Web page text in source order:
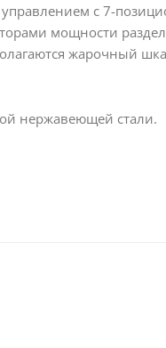
с 7-
мощности
жарочный
нержавеющей стали.